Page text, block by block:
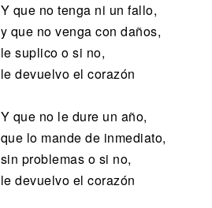
Y que no tenga ni un fallo,
y que no venga con daños,
le suplico o si no,
le devuelvo el corazón
Y que no le dure un año,
que lo mande de inmediato,
sin problemas o si no,
le devuelvo el corazón